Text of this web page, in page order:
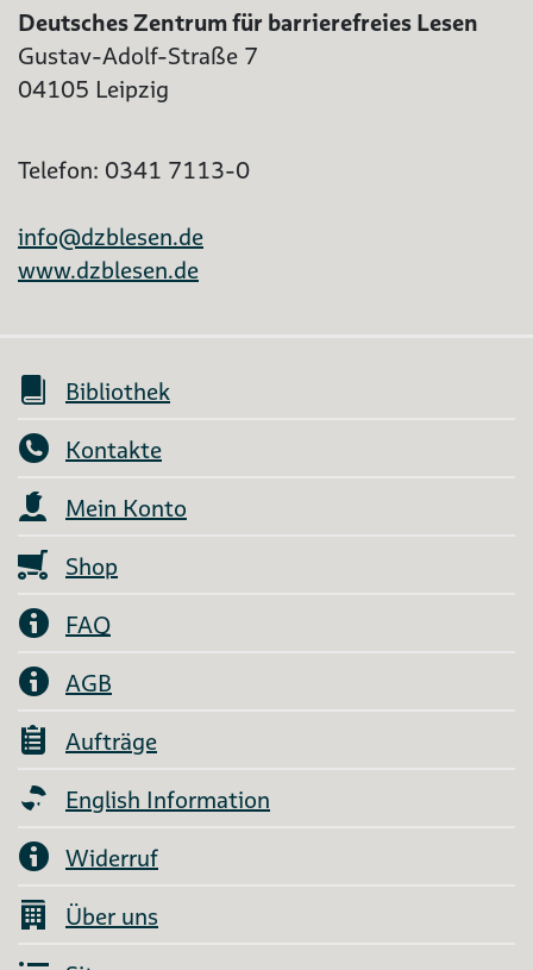
Deutsches Zentrum für barrierefreies Lesen
Gustav-Adolf-Straße 7
04105 Leipzig
Telefon: 0341 7113-0
info@dzblesen.de
www.dzblesen.de
Bibliothek
Kontakte
Mein Konto
Shop
FAQ
AGB
Aufträge
English Information
Widerruf
Über uns